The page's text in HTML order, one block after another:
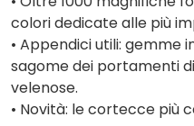
colori dedicate alle più
• Appendici utili: gemme
sagome dei portamenti
velenose.
• Novità: le cortecce più